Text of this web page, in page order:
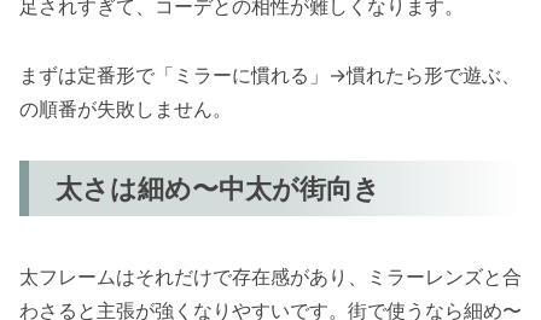
足されすぎて、コーデとの相性が難しくなります。
まずは定番形で「ミラーに慣れる」→慣れたら形で遊ぶ、
の順番が失敗しません。
太さは細め〜中太が街向き
太フレームはそれだけで存在感があり、ミラーレンズと合
わさると主張が強くなりやすいです。街で使うなら細め〜